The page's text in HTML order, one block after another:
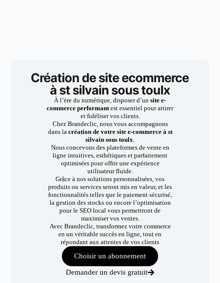
Création de site ecommerce
à st silvain sous toulx
À l’ère du numérique, disposer d’un site e-
commerce performantest essentiel pour attirer
et fidéliser vos clients.
Chez Brandeclic, nous vous accompagnons
dans la création de votre site e-commerce à st
silvain sous toulx.
Nous concevons des plateformes de vente en
ligne intuitives, esthétiques et parfaitement
optimisées pour offrir une expérience
utilisateur fluide.
Grâce à nos solutions personnalisées, vos
produits ou services seront mis en valeur, et les
fonctionnalités telles que le paiement sécurisé,
la gestion des stocks ou encore l’optimisation
pour le SEO local vous permettront de
maximiser vos ventes.
Avec Brandeclic, transformez votre commerce
en un véritable succès en ligne, tout en
répondant aux attentes de vos clients
Choisir un abonnement
Demander un devis gratuit